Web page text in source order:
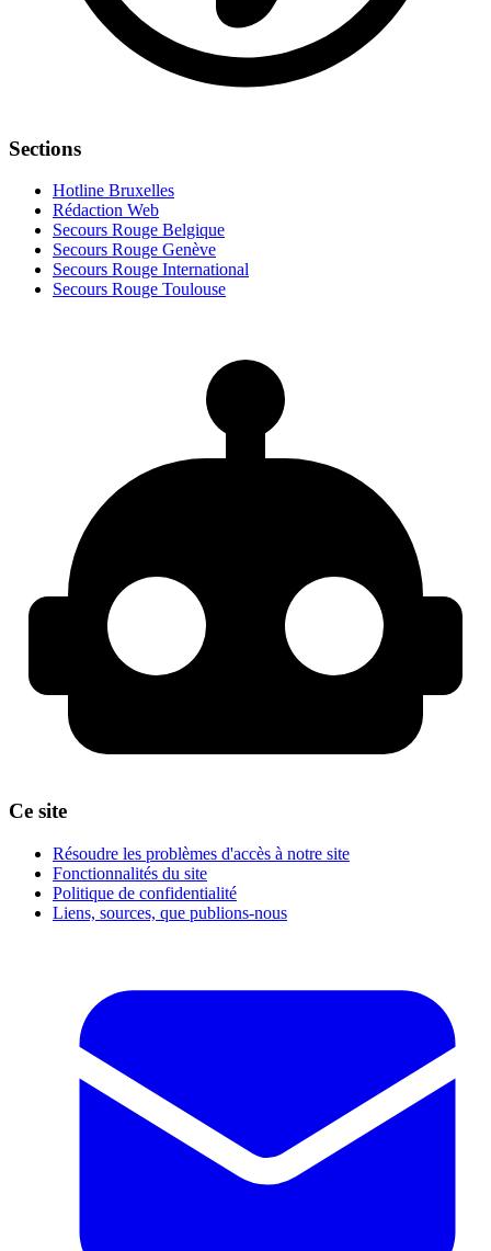
Sections
Hotline Bruxelles
Rédaction Web
Secours Rouge Belgique
Secours Rouge Genève
Secours Rouge International
Secours Rouge Toulouse
Ce site
Résoudre les problèmes d'accès à notre site
Fonctionnalités du site
Politique de confidentialité
Liens, sources, que publions-nous